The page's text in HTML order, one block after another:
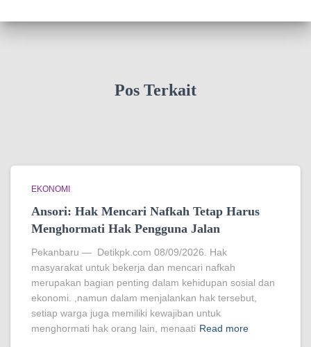
Pos Terkait
EKONOMI
Ansori: Hak Mencari Nafkah Tetap Harus
Menghormati Hak Pengguna Jalan
Pekanbaru — Detikpk.com 08/09/2026. Hak
masyarakat untuk bekerja dan mencari nafkah
merupakan bagian penting dalam kehidupan sosial dan
ekonomi. ,namun dalam menjalankan hak tersebut,
setiap warga juga memiliki kewajiban untuk
menghormati hak orang lain, menaati Read more